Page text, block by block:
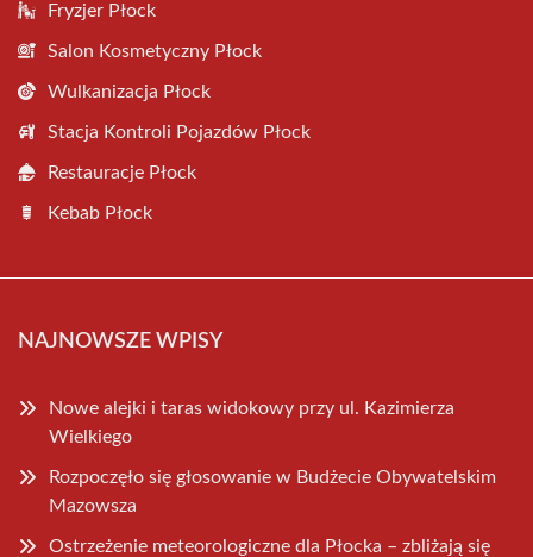
Fryzjer Płock
Salon Kosmetyczny Płock
Wulkanizacja Płock
Stacja Kontroli Pojazdów Płock
Restauracje Płock
Kebab Płock
NAJNOWSZE WPISY
Nowe alejki i taras widokowy przy ul. Kazimierza
Wielkiego
Rozpoczęło się głosowanie w Budżecie Obywatelskim
Mazowsza
Ostrzeżenie meteorologiczne dla Płocka – zbliżają się